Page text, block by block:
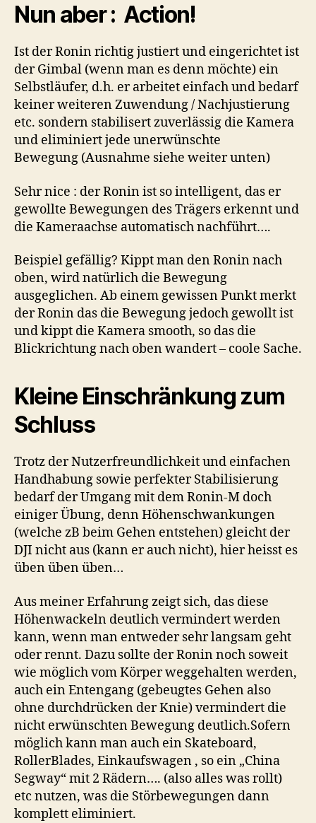
Nun aber : Action!
Ist der Ronin richtig justiert und eingerichtet ist
der Gimbal (wenn man es denn möchte) ein
Selbstläufer, d.h. er arbeitet einfach und bedarf
keiner weiteren Zuwendung / Nachjustierung
etc. sondern stabilisert zuverlässig die Kamera
und eliminiert jede unerwünschte
Bewegung (Ausnahme siehe weiter unten)
Sehr nice : der Ronin ist so intelligent, das er
gewollte Bewegungen des Trägers erkennt und
die Kameraachse automatisch nachführt….
Beispiel gefällig? Kippt man den Ronin nach
oben, wird natürlich die Bewegung
ausgeglichen. Ab einem gewissen Punkt merkt
der Ronin das die Bewegung jedoch gewollt ist
und kippt die Kamera smooth, so das die
Blickrichtung nach oben wandert – coole Sache.
Kleine Einschränkung zum
Schluss
Trotz der Nutzerfreundlichkeit und einfachen
Handhabung sowie perfekter Stabilisierung
bedarf der Umgang mit dem Ronin-M doch
einiger Übung, denn Höhenschwankungen
(welche zB beim Gehen entstehen) gleicht der
DJI nicht aus (kann er auch nicht), hier heisst es
üben üben üben…
Aus meiner Erfahrung zeigt sich, das diese
Höhenwackeln deutlich vermindert werden
kann, wenn man entweder sehr langsam geht
oder rennt. Dazu sollte der Ronin noch soweit
wie möglich vom Körper weggehalten werden,
auch ein Entengang (gebeugtes Gehen also
ohne durchdrücken der Knie) vermindert die
nicht erwünschten Bewegung deutlich.Sofern
möglich kann man auch ein Skateboard,
RollerBlades, Einkaufswagen , so ein „China
Segway“ mit 2 Rädern…. (also alles was rollt)
etc nutzen, was die Störbewegungen dann
komplett eliminiert.